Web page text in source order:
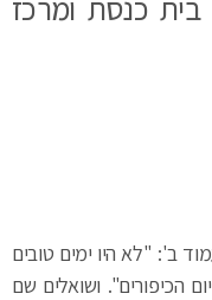
ב': "לא היו ימים טובים
הכיפורים". ושואלים שם